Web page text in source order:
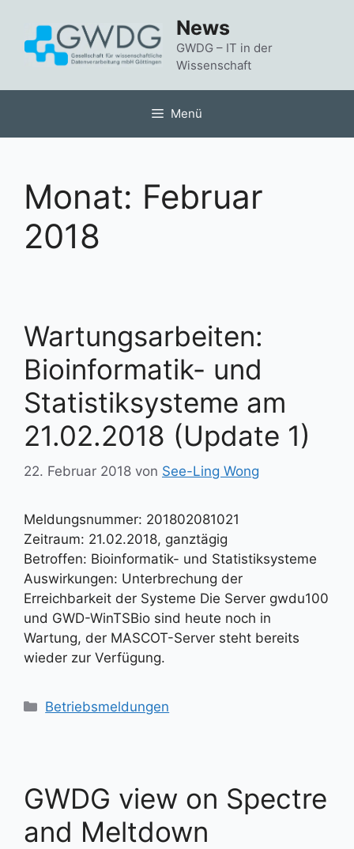
springen
News
GWDG – IT in der
Wissenschaft
Menü
Monat: Februar
2018
Wartungsarbeiten:
Bioinformatik- und
Statistiksysteme am
21.02.2018 (Update 1)
22. Februar 2018 von See-Ling Wong
Meldungsnummer: 201802081021
Zeitraum: 21.02.2018, ganztägig
Betroffen: Bioinformatik- und Statistiksysteme
Auswirkungen: Unterbrechung der
Erreichbarkeit der Systeme Die Server gwdu100
und GWD-WinTSBio sind heute noch in
Wartung, der MASCOT-Server steht bereits
wieder zur Verfügung.
Kategorien
Betriebsmeldungen
GWDG view on Spectre
and Meltdown